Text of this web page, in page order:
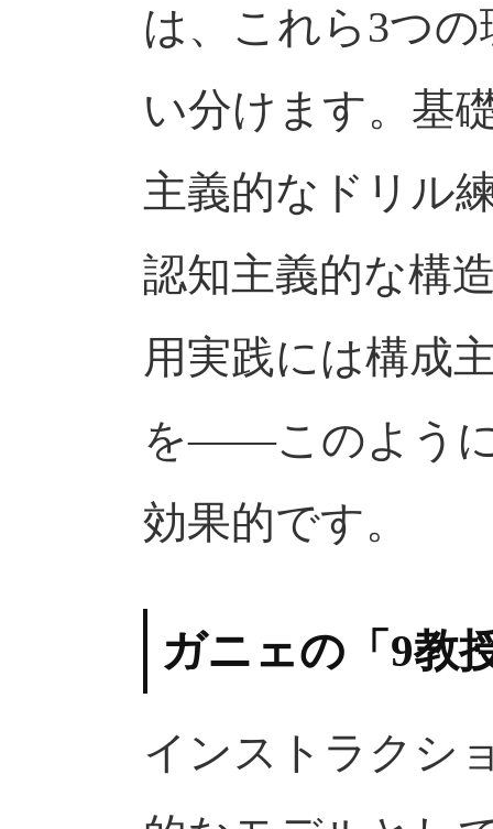
は、これら3つ
い分けます。基
主義的なドリル
認知主義的な構
用実践には構成
を——このよう
効果的です。
ガニェの「9教
インストラクシ